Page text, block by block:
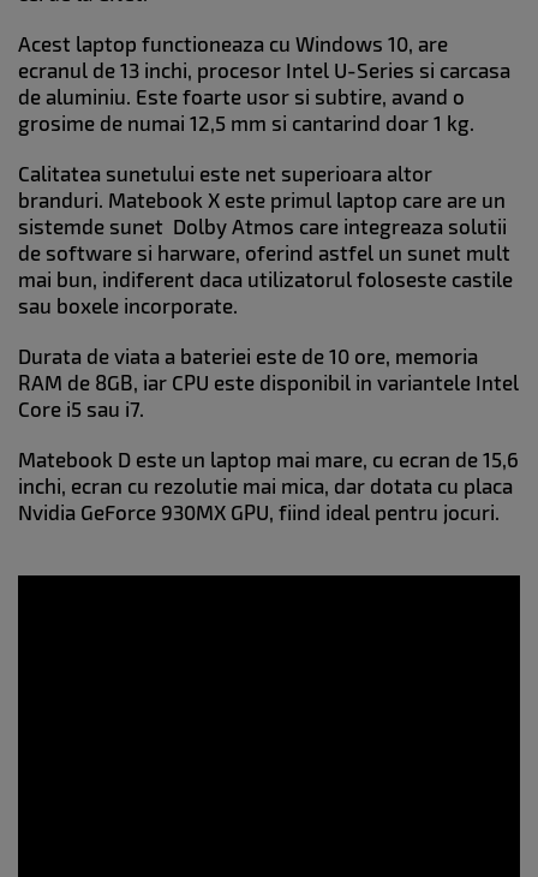
Acest laptop functioneaza cu Windows 10, are
ecranul de 13 inchi, procesor Intel U-Series si carcasa
de aluminiu. Este foarte usor si subtire, avand o
grosime de numai 12,5 mm si cantarind doar 1 kg.
Calitatea sunetului este net superioara altor
branduri. Matebook X este primul laptop care are un
sistemde sunet Dolby Atmos care integreaza solutii
de software si harware, oferind astfel un sunet mult
mai bun, indiferent daca utilizatorul foloseste castile
sau boxele incorporate.
Durata de viata a bateriei este de 10 ore, memoria
RAM de 8GB, iar CPU este disponibil in variantele Intel
Core i5 sau i7.
Matebook D este un laptop mai mare, cu ecran de 15,6
inchi, ecran cu rezolutie mai mica, dar dotata cu placa
Nvidia GeForce 930MX GPU, fiind ideal pentru jocuri.